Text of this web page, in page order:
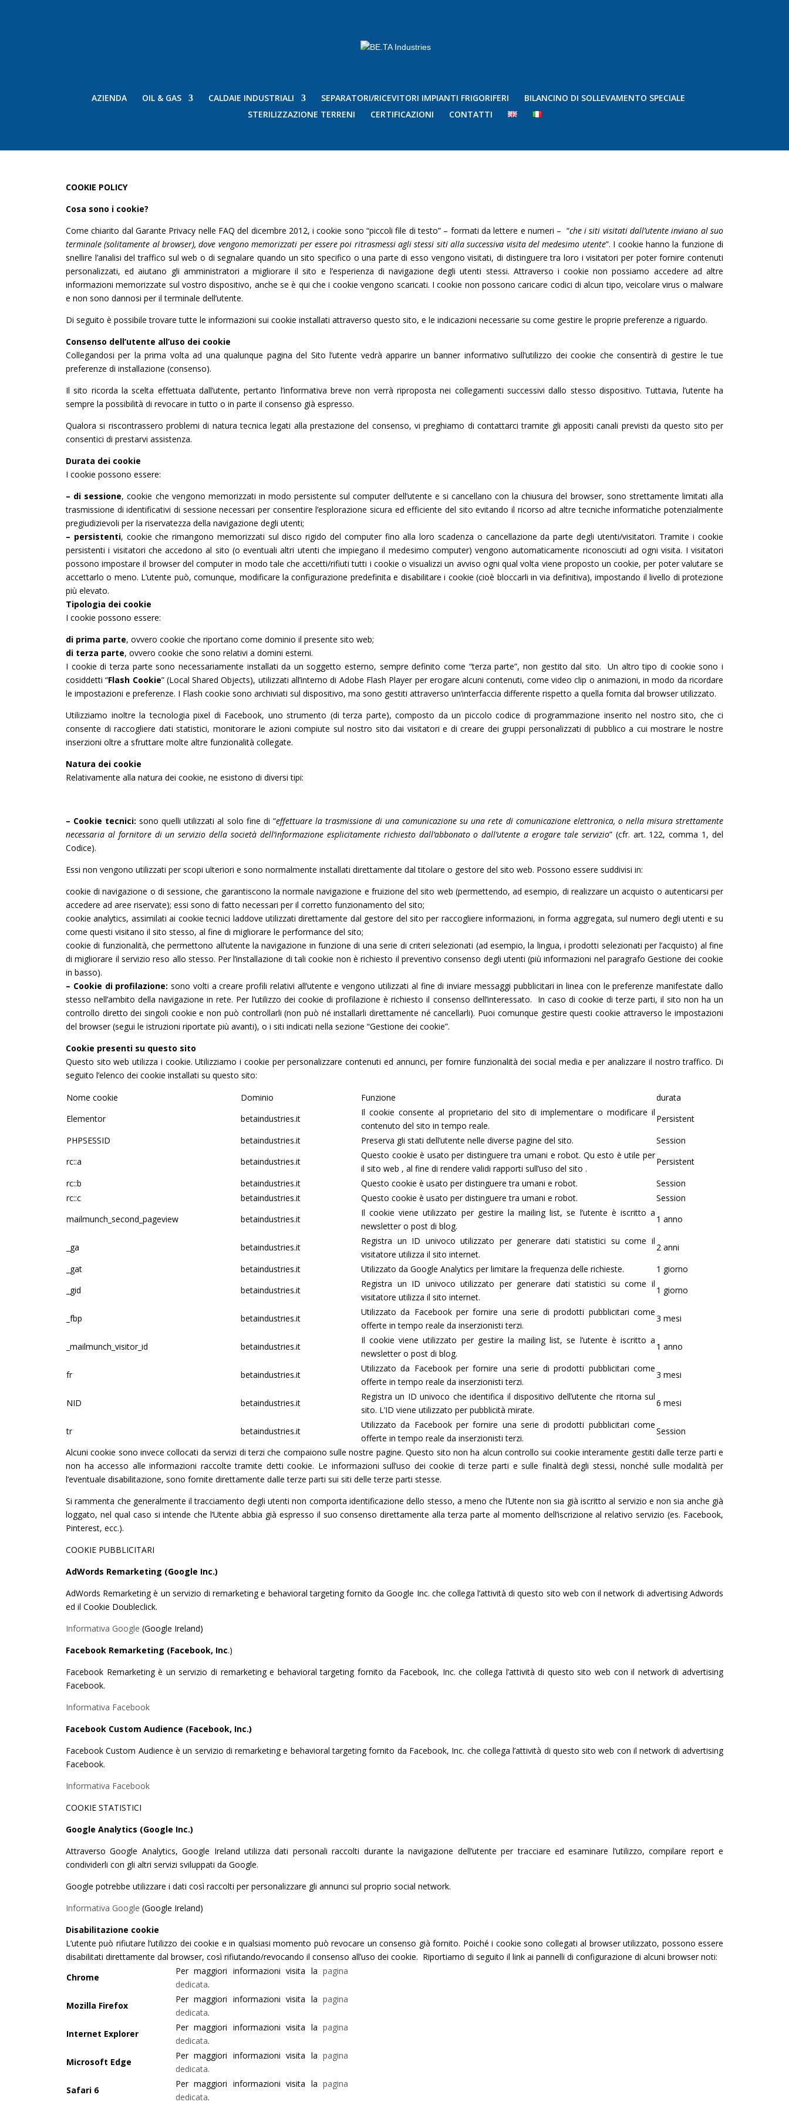
AZIENDA OIL & GAS CALDAIE INDUSTRIALI SEPARATORI/RICEVITORI IMPIANTI FRIGORIFERI
BILANCINO DI SOLLEVAMENTO SPECIALE
STERILIZZAZIONE TERRENI
CERTIFICAZIONI CONTATTI
COOKIE POLICY
Cosa sono i cookie?
Come chiarito dal Garante Privacy nelle FAQ del dicembre 2012, i cookie sono “piccoli file di testo” – formati da lettere e numeri – “che i siti visitati dall’utente inviano al suo
terminale (solitamente al browser), dove vengono memorizzati per essere poi ritrasmessi agli stessi siti alla successiva visita del medesimo utente”. I cookie hanno la funzione di
snellire l’analisi del traffico sul web o di segnalare quando un sito specifico o una parte di esso vengono visitati, di distinguere tra loro i visitatori per poter fornire contenuti
personalizzati, ed aiutano gli amministratori a migliorare il sito e l’esperienza di navigazione degli utenti stessi. Attraverso i cookie non possiamo accedere ad altre
informazioni memorizzate sul vostro dispositivo, anche se è qui che i cookie vengono scaricati. I cookie non possono caricare codici di alcun tipo, veicolare virus o malware
e non sono dannosi per il terminale dell’utente.
Di seguito è possibile trovare tutte le informazioni sui cookie installati attraverso questo sito, e le indicazioni necessarie su come gestire le proprie preferenze a riguardo.
Consenso dell’utente all’uso dei cookie
Collegandosi per la prima volta ad una qualunque pagina del Sito l’utente vedrà apparire un banner informativo sull’utilizzo dei cookie che consentirà di gestire le tue
preferenze di installazione (consenso).
Il sito ricorda la scelta effettuata dall’utente, pertanto l’informativa breve non verrà riproposta nei collegamenti successivi dallo stesso dispositivo. Tuttavia, l’utente ha
sempre la possibilità di revocare in tutto o in parte il consenso già espresso.
Qualora si riscontrassero problemi di natura tecnica legati alla prestazione del consenso, vi preghiamo di contattarci tramite gli appositi canali previsti da questo sito per
consentici di prestarvi assistenza.
Durata dei cookie
I cookie possono essere:
– di sessione, cookie che vengono memorizzati in modo persistente sul computer dell’utente e si cancellano con la chiusura del browser, sono strettamente limitati alla
trasmissione di identificativi di sessione necessari per consentire l’esplorazione sicura ed efficiente del sito evitando il ricorso ad altre tecniche informatiche potenzialmente
pregiudizievoli per la riservatezza della navigazione degli utenti;
– persistenti, cookie che rimangono memorizzati sul disco rigido del computer fino alla loro scadenza o cancellazione da parte degli utenti/visitatori. Tramite i cookie
persistenti i visitatori che accedono al sito (o eventuali altri utenti che impiegano il medesimo computer) vengono automaticamente riconosciuti ad ogni visita. I visitatori
possono impostare il browser del computer in modo tale che accetti/rifiuti tutti i cookie o visualizzi un avviso ogni qual volta viene proposto un cookie, per poter valutare se
accettarlo o meno. L’utente può, comunque, modificare la configurazione predefinita e disabilitare i cookie (cioè bloccarli in via definitiva), impostando il livello di protezione
più elevato.
Tipologia dei cookie
I cookie possono essere:
di prima parte, ovvero cookie che riportano come dominio il presente sito web;
di terza parte, ovvero cookie che sono relativi a domini esterni.
I cookie di terza parte sono necessariamente installati da un soggetto esterno, sempre definito come “terza parte”, non gestito dal sito. Un altro tipo di cookie sono i
cosiddetti “Flash Cookie” (Local Shared Objects), utilizzati all’interno di Adobe Flash Player per erogare alcuni contenuti, come video clip o animazioni, in modo da ricordare
le impostazioni e preferenze. I Flash cookie sono archiviati sul dispositivo, ma sono gestiti attraverso un’interfaccia differente rispetto a quella fornita dal browser utilizzato.
Utilizziamo inoltre la tecnologia pixel di Facebook, uno strumento (di terza parte), composto da un piccolo codice di programmazione inserito nel nostro sito, che ci
consente di raccogliere dati statistici, monitorare le azioni compiute sul nostro sito dai visitatori e di creare dei gruppi personalizzati di pubblico a cui mostrare le nostre
inserzioni oltre a sfruttare molte altre funzionalità collegate.
Natura dei cookie
Relativamente alla natura dei cookie, ne esistono di diversi tipi:
– Cookie tecnici:sono quelli utilizzati al solo fine di “effettuare la trasmissione di una comunicazione su una rete di comunicazione elettronica, o nella misura strettamente
necessaria al fornitore di un servizio della società dell’informazione esplicitamente richiesto dall’abbonato o dall’utente a erogare tale servizio” (cfr. art. 122, comma 1, del
Codice).
Essi non vengono utilizzati per scopi ulteriori e sono normalmente installati direttamente dal titolare o gestore del sito web. Possono essere suddivisi in:
cookie di navigazione o di sessione, che garantiscono la normale navigazione e fruizione del sito web (permettendo, ad esempio, di realizzare un acquisto o autenticarsi per
accedere ad aree riservate); essi sono di fatto necessari per il corretto funzionamento del sito;
cookie analytics, assimilati ai cookie tecnici laddove utilizzati direttamente dal gestore del sito per raccogliere informazioni, in forma aggregata, sul numero degli utenti e su
come questi visitano il sito stesso, al fine di migliorare le performance del sito;
cookie di funzionalità, che permettono all’utente la navigazione in funzione di una serie di criteri selezionati (ad esempio, la lingua, i prodotti selezionati per l’acquisto) al fine
di migliorare il servizio reso allo stesso. Per l’installazione di tali cookie non è richiesto il preventivo consenso degli utenti (più informazioni nel paragrafo Gestione dei cookie
in basso).
– Cookie di profilazione:sono volti a creare profili relativi all’utente e vengono utilizzati al fine di inviare messaggi pubblicitari in linea con le preferenze manifestate dallo
stesso nell’ambito della navigazione in rete. Per l’utilizzo dei cookie di profilazione è richiesto il consenso dell’interessato. In caso di cookie di terze parti, il sito non ha un
controllo diretto dei singoli cookie e non può controllarli (non può né installarli direttamente né cancellarli). Puoi comunque gestire questi cookie attraverso le impostazioni
del browser (segui le istruzioni riportate più avanti), o i siti indicati nella sezione “Gestione dei cookie”.
Cookie presenti su questo sito
Questo sito web utilizza i cookie. Utilizziamo i cookie per personalizzare contenuti ed annunci, per fornire funzionalità dei social media e per analizzare il nostro traffico. Di
seguito l’elenco dei cookie installati su questo sito:
Nome cookie
Dominio Funzione
durata
Elementor
betaindustries.it
Il cookie consente al proprietario del sito di implementare o modificare il
contenuto del sito in tempo reale.
Persistent
PHPSESSID
betaindustries.it Preserva gli stati dell’utente nelle diverse pagine del sito.
Session
rc::a
betaindustries.it
Questo cookie è usato per distinguere tra umani e robot. Qu esto è utile per
il sito web , al fine di rendere validi rapporti sull’uso del sito .
Persistent
rc::b
betaindustries.it Questo cookie è usato per distinguere tra umani e robot.
Session
rc::c
betaindustries.it Questo cookie è usato per distinguere tra umani e robot.
Session
mailmunch_second_pageview
betaindustries.it
Il cookie viene utilizzato per gestire la mailing list, se l’utente è iscritto a
newsletter o post di blog.
1 anno
_ga betaindustries.it
Registra un ID univoco utilizzato per generare dati statistici su come il
visitatore utilizza il sito internet.
2 anni
_gat
betaindustries.it Utilizzato da Google Analytics per limitare la frequenza delle richieste.
1 giorno
_gid
betaindustries.it
Registra un ID univoco utilizzato per generare dati statistici su come il
visitatore utilizza il sito internet.
1 giorno
_fbp betaindustries.it
Utilizzato da Facebook per fornire una serie di prodotti pubblicitari come
offerte in tempo reale da inserzionisti terzi.
3 mesi
_mailmunch_visitor_id betaindustries.it
Il cookie viene utilizzato per gestire la mailing list, se l’utente è iscritto a
newsletter o post di blog.
1 anno
fr betaindustries.it
Utilizzato da Facebook per fornire una serie di prodotti pubblicitari come
offerte in tempo reale da inserzionisti terzi.
3 mesi
NID betaindustries.it
Registra un ID univoco che identifica il dispositivo dell’utente che ritorna sul
sito. L’ID viene utilizzato per pubblicità mirate.
6 mesi
tr betaindustries.it
Utilizzato da Facebook per fornire una serie di prodotti pubblicitari come
offerte in tempo reale da inserzionisti terzi.
Session
Alcuni cookie sono invece collocati da servizi di terzi che compaiono sulle nostre pagine. Questo sito non ha alcun controllo sui cookie interamente gestiti dalle terze parti e
non ha accesso alle informazioni raccolte tramite detti cookie. Le informazioni sull’uso dei cookie di terze parti e sulle finalità degli stessi, nonché sulle modalità per
l’eventuale disabilitazione, sono fornite direttamente dalle terze parti sui siti delle terze parti stesse.
Si rammenta che generalmente il tracciamento degli utenti non comporta identificazione dello stesso, a meno che l’Utente non sia già iscritto al servizio e non sia anche già
loggato, nel qual caso si intende che l’Utente abbia già espresso il suo consenso direttamente alla terza parte al momento dell’iscrizione al relativo servizio (es. Facebook,
Pinterest, ecc.).
COOKIE PUBBLICITARI
AdWords Remarketing (Google Inc.)
AdWords Remarketing è un servizio di remarketing e behavioral targeting fornito da Google Inc. che collega l’attività di questo sito web con il network di advertising Adwords
ed il Cookie Doubleclick.
Informativa Google (Google Ireland)
Facebook Remarketing (Facebook, Inc.)
Facebook Remarketing è un servizio di remarketing e behavioral targeting fornito da Facebook, Inc. che collega l’attività di questo sito web con il network di advertising
Facebook.
Informativa Facebook
Facebook Custom Audience (Facebook, Inc.)
Facebook Custom Audience è un servizio di remarketing e behavioral targeting fornito da Facebook, Inc. che collega l’attività di questo sito web con il network di advertising
Facebook.
Informativa Facebook
COOKIE STATISTICI
Google Analytics (Google Inc.)
Attraverso Google Analytics, Google Ireland utilizza dati personali raccolti durante la navigazione dell’utente per tracciare ed esaminare l’utilizzo, compilare report e
condividerli con gli altri servizi sviluppati da Google.
Google potrebbe utilizzare i dati così raccolti per personalizzare gli annunci sul proprio social network.
Informativa Google (Google Ireland)
Disabilitazione cookie
L’utente può rifiutare l’utilizzo dei cookie e in qualsiasi momento può revocare un consenso già fornito. Poiché i cookie sono collegati al browser utilizzato, possono essere
disabilitati direttamente dal browser, così rifiutando/revocando il consenso all’uso dei cookie. Riportiamo di seguito il link ai pannelli di configurazione di alcuni browser noti:
Chrome
Per maggiori informazioni visita la pagina
dedicata.
Mozilla Firefox
Per maggiori informazioni visita la pagina
dedicata.
Internet Explorer
Per maggiori informazioni visita la pagina
dedicata.
Microsoft Edge
Per maggiori informazioni visita la pagina
dedicata.
Safari 6
Per maggiori informazioni visita la pagina
dedicata.